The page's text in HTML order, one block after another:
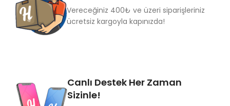
Vereceğiniz 400₺ ve üzeri siparişleriniz
ücretsiz kargoyla kapınızda!
Canlı Destek Her Zaman
Sizinle!